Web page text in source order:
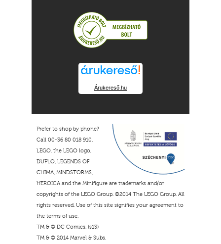
Árukereső.hu
Prefer to shop by phone?
Call 00-36 80 018 910.
LEGO, the LEGO logo,
DUPLO, LEGENDS OF
CHIMA, MINDSTORMS,
HEROICA and the Minifigure are trademarks and/or
copyrights of the LEGO Group. ©2014 The LEGO Group. All
rights reserved. Use of this site signifies your agreement to
the terms of use.
TM & © DC Comics. (s13)
TM & © 2014 Marvel & Subs.